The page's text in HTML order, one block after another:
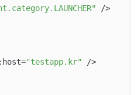
/>
"testapp.kr"
/>